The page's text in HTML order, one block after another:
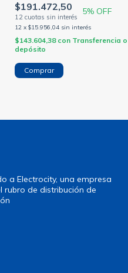
$191.472,50 5% OFF
12 x$15.956,04 sin interés
$143.604,38 con Transferencia o
depósito
a Electrocity, una empresa
rubro de distribución de